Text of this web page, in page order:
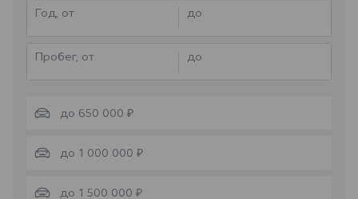
Год, от до
Пробег, от до
до 650 000 ₽
до 1 000 000 ₽
до 1 500 000 ₽